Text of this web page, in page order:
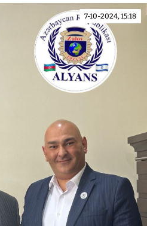
7-10-2024, 15:18